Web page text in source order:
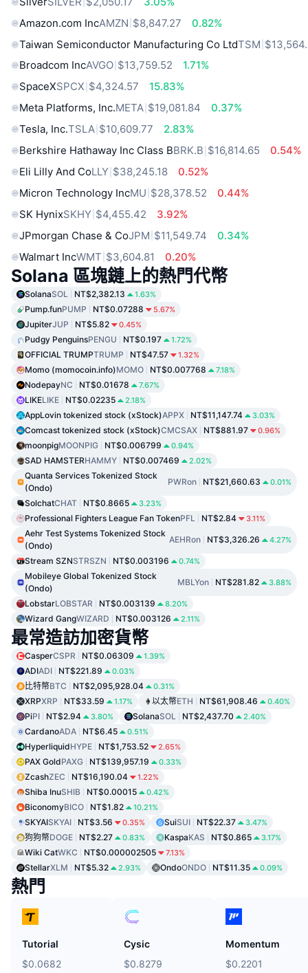
Amazon.com IncAMZN $8,847.27
0.82%
Taiwan Semiconductor Manufacturing Co LtdTSM
Broadcom IncAVGO $13,759.52
1.71%
SpaceXSPCX $4,324.57
15.83%
Meta Platforms, Inc.META $19,081.84
0.37%
Tesla, Inc.TSLA $10,609.77
2.83%
Berkshire Hathaway Inc Class BBRK.B $16,814.65
0.54%
Eli Lilly And CoLLY $38,245.18
0.52%
Micron Technology IncMU $28,378.52
0.44%
SK HynixSKHY $4,455.42
3.92%
JPmorgan Chase & CoJPM $11,549.74
0.34%
Walmart IncWMT $3,604.81 0.20%
Solana 區塊鏈上的熱門代幣
SolanaSOL NT$2,382.13 1.63%
Pump.funPUMP NT$0.07288 5.67%
JupiterJUP NT$5.82 0.45%
Pudgy PenguinsPENGU NT$0.197 1.72%
OFFICIAL TRUMPTRUMP NT$47.57 1.32%
Momo (momocoin.info)MOMO NT$0.007768 7.18%
NodepayNC NT$0.01678 7.67%
LIKELIKE NT$0.02235 2.18%
AppLovin tokenized stock (xStock)APPX NT$11,147.74 3.03%
Comcast tokenized stock (xStock)CMCSAX NT$881.97 0.96%
moonpigMOONPIG NT$0.006799 0.94%
SAD HAMSTERHAMMY NT$0.007469 2.02%
Quanta Services Tokenized Stock
(Ondo)
PWRon NT$21,660.63 0.01%
SolchatCHAT NT$0.8665 3.23%
Professional Fighters League Fan TokenPFL NT$2.84 3.11%
Aehr Test Systems Tokenized Stock
(Ondo)
AEHRon NT$3,326.26 4.27%
Stream SZNSTRSZN NT$0.003196 0.74%
Mobileye Global Tokenized Stock
(Ondo)
MBLYon NT$281.82 3.88%
LobstarLOBSTAR NT$0.003139 8.20%
Wizard GangWIZARD NT$0.003126 2.11%
最常造訪加密貨幣
CasperCSPR NT$0.06309 1.39%
ADIADI NT$221.89 0.03%
比特幣BTC NT$2,095,928.04 0.31%
XRPXRP NT$33.59 1.17% 以太幣ETH NT$61,908.46 0.40%
PiPI NT$2.94 3.80% SolanaSOL NT$2,437.70 2.40%
CardanoADA NT$6.45 0.51%
HyperliquidHYPE NT$1,753.52 2.65%
PAX GoldPAXG NT$139,957.19 0.33%
ZcashZEC NT$16,190.04 1.22%
Shiba InuSHIB NT$0.00015 0.42%
BiconomyBICO NT$1.82 10.21%
SKYAISKYAI NT$3.56 0.35% SuiSUI NT$22.37 3.47%
狗狗幣DOGE NT$2.27 0.83% KaspaKAS NT$0.865 3.17%
Wiki CatWKC NT$0.000002505 7.13%
StellarXLM NT$5.32 2.93% OndoONDO NT$11.35 0.09%
熱門
Tutorial
$0.0682
Cysic
$0.8279
Momentum
$0.2201